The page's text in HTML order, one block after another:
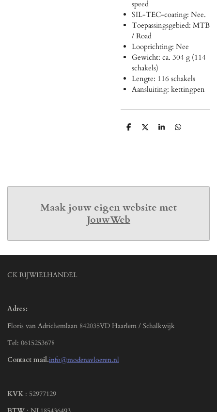
speed
SIL-TEC-coating: Nee.
Toepassingsgebied: MTB
/ Road
Looprichting: Nee
Gewicht: ca. 304 g (114
schakels)
Lengte: 116 schakels
Aansluiting: kettingpen
D
D
S
D
Maak jouw eigen website met
JouwWeb
CK RIJWIELHANDEL
Adres:
Floris van Adrichemlaan 842035VD Haarlem / Schalkwijk
Tel: 0615253678
Contact mail.info@modenavloeren.nl
KVK : 52977129